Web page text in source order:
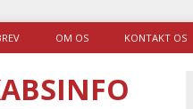
OM OS KONTAKT OS